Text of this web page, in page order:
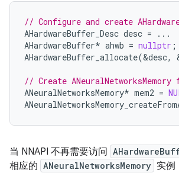
// Configure and create
AHardwareBuffer_Desc desc =
...
AHardwareBuffer* ahwb = nullptr ;
AHardwareBuffer_allocate(&desc,
// Create ANeuralNetworksMemory
ANeuralNetworksMemory* mem2 =
当 NNAPI 不再需要访问
相应的 ANeuralNetworksMemory 实例